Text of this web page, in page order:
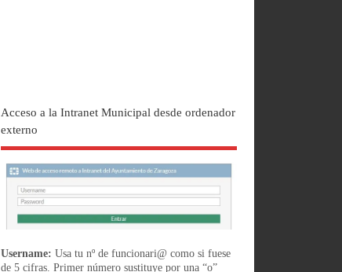
Acceso a la Intranet Municipal desde ordenador
externo
Username: Usa tu nº de funcionari@ como si fuese
de 5 cifras. Primer número sustituye por una “o”